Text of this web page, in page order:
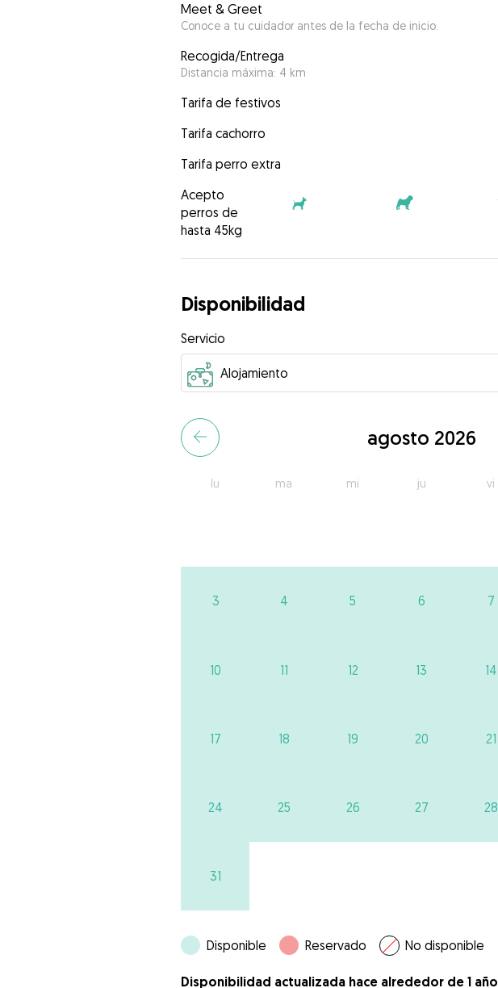
Meet & Greet
Conoce a tu cuidador antes de la fecha de inicio.
Recogida/Entrega
Distancia máxima: 4 km
Tarifa de festivos
Tarifa cachorro
Tarifa perro extra
Acepto
perros de
hasta 45kg
Disponibilidad
Servicio
agosto 2026
lu ma mi ju vi
3 4 5 6 7
10 11 12 13 14
17 18 19 20 21
24 25 26 27 28
31
Disponible Reservado No disponible
Disponibilidad actualizada hace alrededor de 1 año